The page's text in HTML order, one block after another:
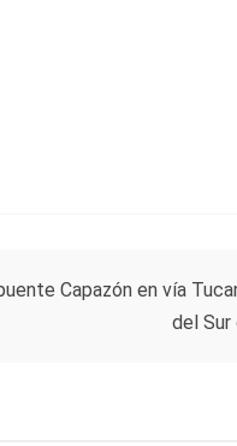
Capazón en vía
del Sur